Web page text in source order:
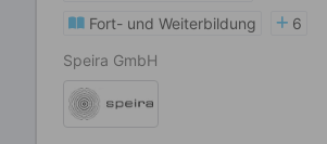
Fort- und Weiterbildung
6
Speira GmbH